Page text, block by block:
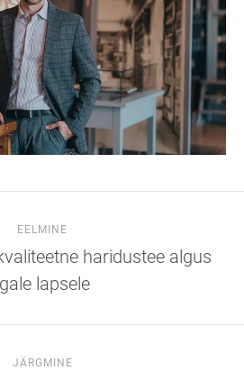
EELMINE
haridustee algus
lapsele
JÄRGMINE